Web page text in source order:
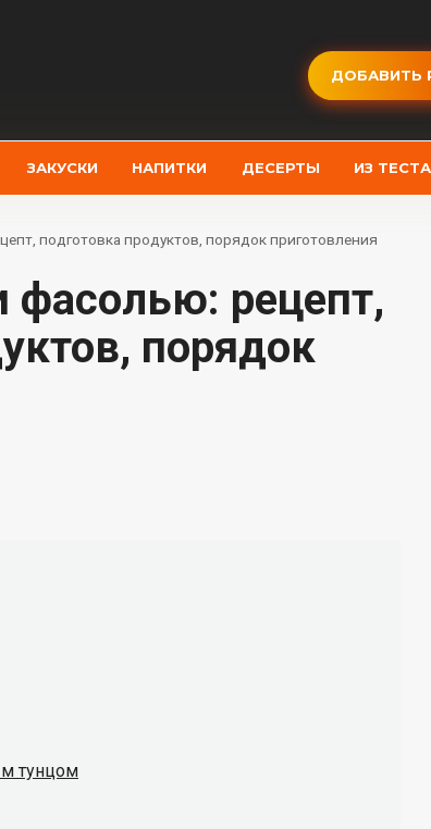
ДОБАВИТЬ
ЗАКУСКИ НАПИТКИ ДЕСЕРТЫ ИЗ ТЕСТА
подготовка продуктов, порядок приготовления
порядок
тунцом